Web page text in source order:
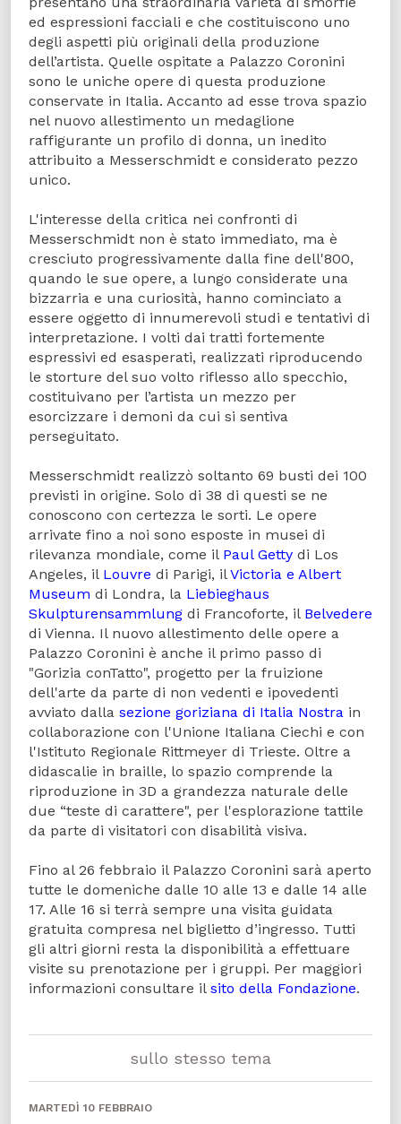
ed espressioni facciali e che costituiscono uno
degli aspetti più originali della produzione
dell’artista. Quelle ospitate a Palazzo Coronini
sono le uniche opere di questa produzione
conservate in Italia. Accanto ad esse trova spazio
nel nuovo allestimento un medaglione
raffigurante un profilo di donna, un inedito
attribuito a Messerschmidt e considerato pezzo
unico.
L'interesse della critica nei confronti di
Messerschmidt non è stato immediato, ma è
cresciuto progressivamente dalla fine dell'800,
quando le sue opere, a lungo considerate una
bizzarria e una curiosità, hanno cominciato a
essere oggetto di innumerevoli studi e tentativi di
interpretazione. I volti dai tratti fortemente
espressivi ed esasperati, realizzati riproducendo
le storture del suo volto riflesso allo specchio,
costituivano per l’artista un mezzo per
esorcizzare i demoni da cui si sentiva
perseguitato.
Messerschmidt realizzò soltanto 69 busti dei 100
previsti in origine. Solo di 38 di questi se ne
conoscono con certezza le sorti. Le opere
arrivate fino a noi sono esposte in musei di
rilevanza mondiale, come il Paul Getty di Los
Angeles, il Louvre di Parigi, ilVictoria e Albert
Museum di Londra, la Liebieghaus
Skulpturensammlung di Francoforte, il Belvedere
di Vienna. Il nuovo allestimento delle opere a
Palazzo Coronini è anche il primo passo di
"Gorizia conTatto", progetto per la fruizione
dell'arte da parte di non vedenti e ipovedenti
avviato dalla sezione goriziana di Italia Nostra in
collaborazione con l'Unione Italiana Ciechi e con
l'Istituto Regionale Rittmeyer di Trieste. Oltre a
didascalie in braille, lo spazio comprende la
riproduzione in 3D a grandezza naturale delle
due “teste di carattere", per l'esplorazione tattile
da parte di visitatori con disabilità visiva.
Fino al 26 febbraio il Palazzo Coronini sarà aperto
tutte le domeniche dalle 10 alle 13 e dalle 14 alle
17. Alle 16 si terrà sempre una visita guidata
gratuita compresa nel biglietto d’ingresso. Tutti
gli altri giorni resta la disponibilità a effettuare
visite su prenotazione per i gruppi. Per maggiori
informazioni consultare il sito della Fondazione.
sullo stesso tema
MARTEDÌ 10 FEBBRAIO